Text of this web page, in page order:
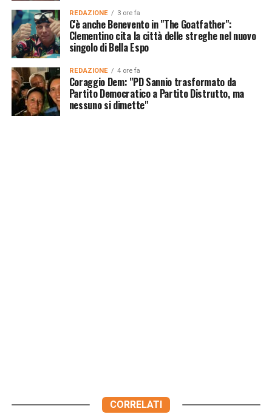
REDAZIONE 3 ore fa
C'è anche Benevento in "The Goatfather":
Clementino cita la città delle streghe nel nuovo
singolo di Bella Espo
REDAZIONE 4 ore fa
Coraggio Dem: "PD Sannio trasformato da
Partito Democratico a Partito Distrutto, ma
nessuno si dimette"
CORRELATI